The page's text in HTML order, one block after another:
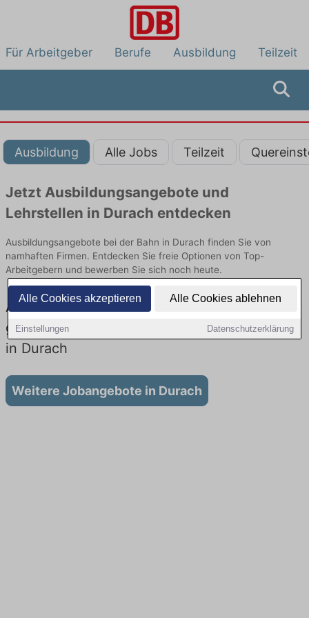
Alle Cookies akzeptieren Alle Cookies ablehnen
Einstellungen Datenschutzerklärung
Für Arbeitgeber Berufe Ausbildung Teilzeit
Ausbildung Alle Jobs Teilzeit
Jetzt Ausbildungsangebote und
Lehrstellen in Durach entdecken
Ausbildungsangebote bei der Bahn in Durach finden Sie von
namhaften Firmen. Entdecken Sie freie Optionen von Top-
Arbeitgebern und bewerben Sie sich noch heute.
Ausbildung in Durach bei der Bahn: Aktuell
gibt es keine Stellenangebote für Ausbildung
in Durach
Weitere Jobangebote in Durach